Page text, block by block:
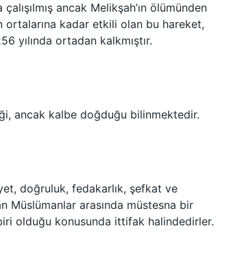
ancak Melikşah’ın ölümünden
ortalarına kadar etkili olan bu hareket,
yılında ortadan kalkmıştır.
ancak kalbe doğduğu bilinmektedir.
doğruluk, fedakarlık, şefkat ve
Müslümanlar arasında müstesna bir
olduğu konusunda ittifak halindedirler.